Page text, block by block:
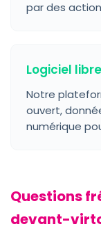
par des
Logiciel libre
Notre
ouvert,
numérique
Questions
devant-